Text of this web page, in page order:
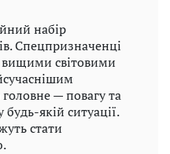
набір
Спецпризначенці
вищими світовими
— повагу та
якій ситуації.
стати